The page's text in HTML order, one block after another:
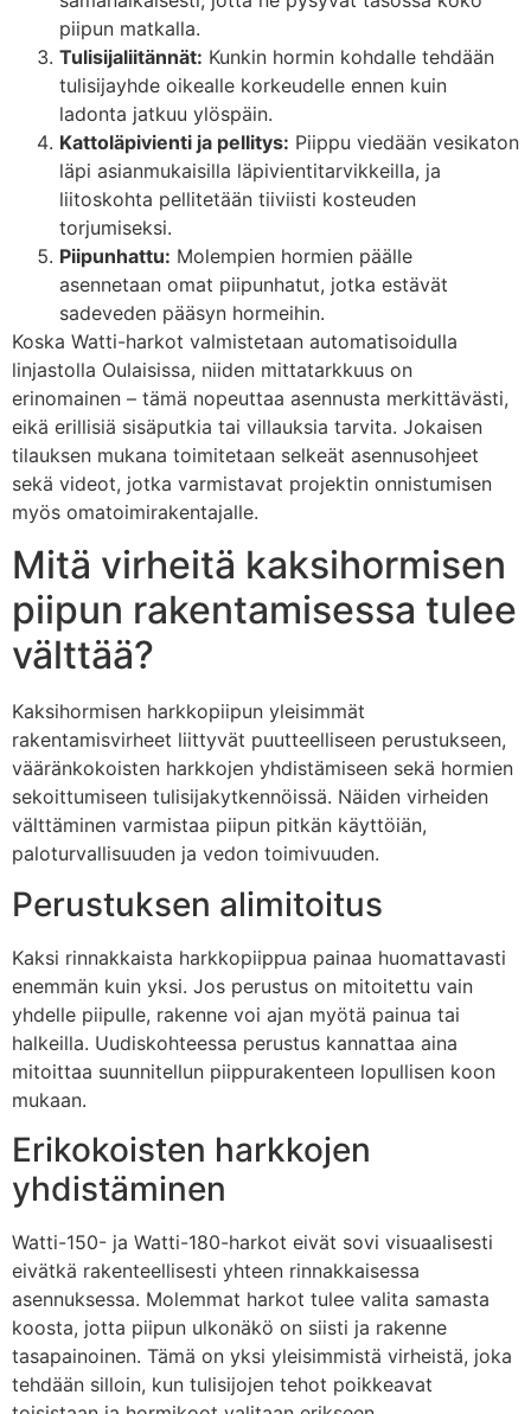
piipun matkalla.
Tulisijaliitännät: Kunkin hormin kohdalle tehdään
tulisijayhde oikealle korkeudelle ennen kuin
ladonta jatkuu ylöspäin.
Kattoläpivienti ja pellitys: Piippu viedään vesikaton
läpi asianmukaisilla läpivientitarvikkeilla, ja
liitoskohta pellitetään tiiviisti kosteuden
torjumiseksi.
Piipunhattu: Molempien hormien päälle
asennetaan omat piipunhatut, jotka estävät
sadeveden pääsyn hormeihin.
Koska Watti-harkot valmistetaan automatisoidulla
linjastolla Oulaisissa, niiden mittatarkkuus on
erinomainen – tämä nopeuttaa asennusta merkittävästi,
eikä erillisiä sisäputkia tai villauksia tarvita. Jokaisen
tilauksen mukana toimitetaan selkeät asennusohjeet
sekä videot, jotka varmistavat projektin onnistumisen
myös omatoimirakentajalle.
Mitä virheitä kaksihormisen
piipun rakentamisessa tulee
välttää?
Kaksihormisen harkkopiipun yleisimmät
rakentamisvirheet liittyvät puutteelliseen perustukseen,
vääränkokoisten harkkojen yhdistämiseen sekä hormien
sekoittumiseen tulisijakytkennöissä. Näiden virheiden
välttäminen varmistaa piipun pitkän käyttöiän,
paloturvallisuuden ja vedon toimivuuden.
Perustuksen alimitoitus
Kaksi rinnakkaista harkkopiippua painaa huomattavasti
enemmän kuin yksi. Jos perustus on mitoitettu vain
yhdelle piipulle, rakenne voi ajan myötä painua tai
halkeilla. Uudiskohteessa perustus kannattaa aina
mitoittaa suunnitellun piippurakenteen lopullisen koon
mukaan.
Erikokoisten harkkojen
yhdistäminen
Watti-150- ja Watti-180-harkot eivät sovi visuaalisesti
eivätkä rakenteellisesti yhteen rinnakkaisessa
asennuksessa. Molemmat harkot tulee valita samasta
koosta, jotta piipun ulkonäkö on siisti ja rakenne
tasapainoinen. Tämä on yksi yleisimmistä virheistä, joka
tehdään silloin, kun tulisijojen tehot poikkeavat